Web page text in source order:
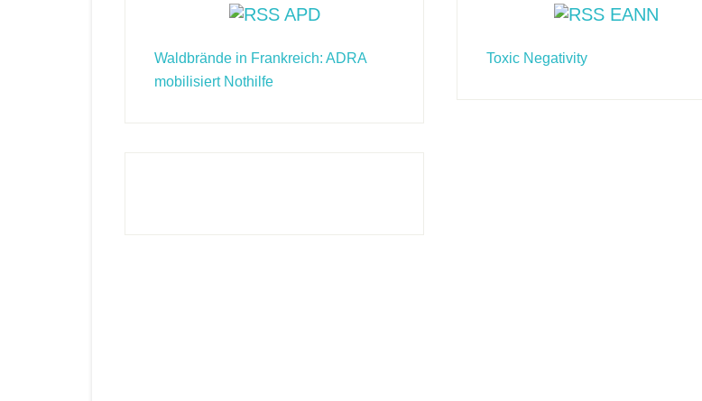
APD
Waldbrände in Frankreich: ADRA
mobilisiert Nothilfe
EANN
Toxic Negativity